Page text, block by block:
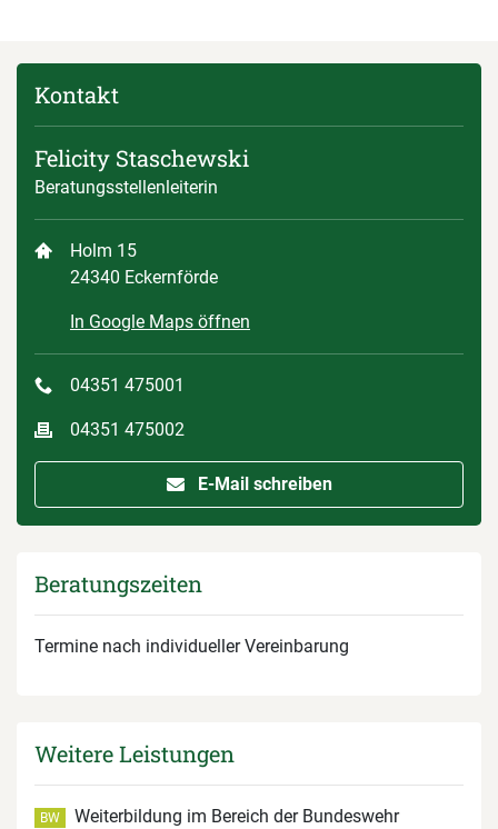
Kontakt
Felicity Staschewski
Beratungsstellenleiterin
Holm 15
24340 Eckernförde
In Google Maps öffnen
04351 475001
04351 475002
E-Mail schreiben
Beratungszeiten
Termine nach individueller Vereinbarung
Weitere Leistungen
BW Weiterbildung im Bereich der Bundeswehr